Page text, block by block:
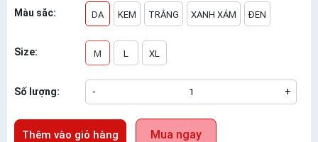
Màu sắc: DA KEM TRẮNG XANH XÁM ĐEN
Size: M L XL
Số lượng: - +
Thêm vào giỏ hàng Mua ngay